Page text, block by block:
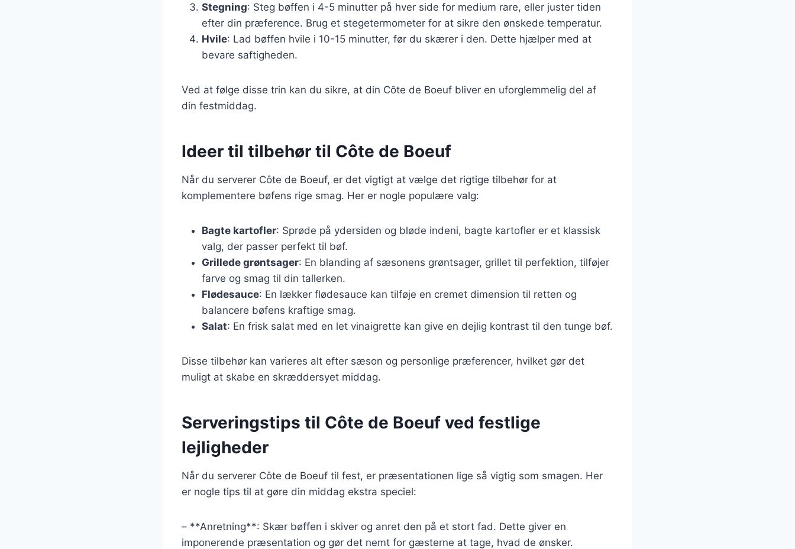
Stegning: Steg bøffen i 4-5 minutter på hver side for medium rare, eller juster tiden
efter din præference. Brug et stegetermometer for at sikre den ønskede temperatur.
Hvile: Lad bøffen hvile i 10-15 minutter, før du skærer i den. Dette hjælper med at
bevare saftigheden.
Ved at følge disse trin kan du sikre, at din Côte de Boeuf bliver en uforglemmelig del af
din festmiddag.
Ideer til tilbehør til Côte de Boeuf
Når du serverer Côte de Boeuf, er det vigtigt at vælge det rigtige tilbehør for at
komplementere bøfens rige smag. Her er nogle populære valg:
Bagte kartofler: Sprøde på ydersiden og bløde indeni, bagte kartofler er et klassisk
valg, der passer perfekt til bøf.
Grillede grøntsager: En blanding af sæsonens grøntsager, grillet til perfektion, tilføjer
farve og smag til din tallerken.
Flødesauce: En lækker flødesauce kan tilføje en cremet dimension til retten og
balancere bøfens kraftige smag.
Salat: En frisk salat med en let vinaigrette kan give en dejlig kontrast til den tunge bøf.
Disse tilbehør kan varieres alt efter sæson og personlige præferencer, hvilket gør det
muligt at skabe en skræddersyet middag.
Serveringstips til Côte de Boeuf ved festlige
lejligheder
Når du serverer Côte de Boeuf til fest, er præsentationen lige så vigtig som smagen. Her
er nogle tips til at gøre din middag ekstra speciel:
– **Anretning**: Skær bøffen i skiver og anret den på et stort fad. Dette giver en
imponerende præsentation og gør det nemt for gæsterne at tage, hvad de ønsker.